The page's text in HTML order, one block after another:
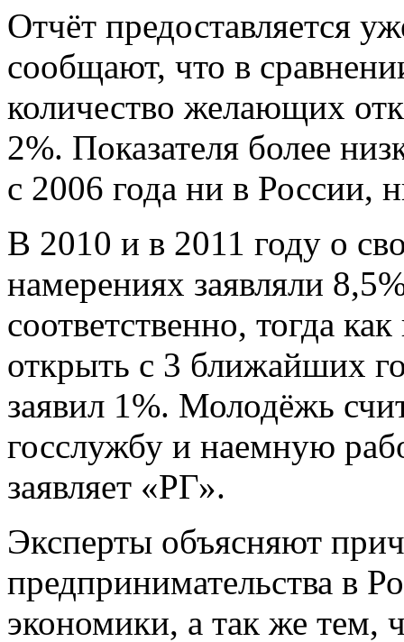
Отчёт предоставляется
сообщают, что в
количество желающих
2%. Показателя более
с 2006 года ни в России,
В 2010 и в 2011 году о
намерениях заявляли
соответственно, тогда
открыть с 3 ближайших
заявил 1%. Молодёжь
госслужбу и наемную
заявляет «РГ».
Эксперты объясняют
предпринимательства в
экономики, а так же тем,